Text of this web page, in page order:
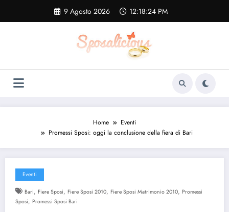
contenuto
9 Agosto 2026 12:18:24 PM
Home
Eventi
Promessi Sposi: oggi la conclusione della fiera di Bari
Eventi
Bari, Fiere Sposi, Fiere Sposi 2010, Fiere Sposi Matrimonio 2010, Promessi
Sposi, Promessi Sposi Bari